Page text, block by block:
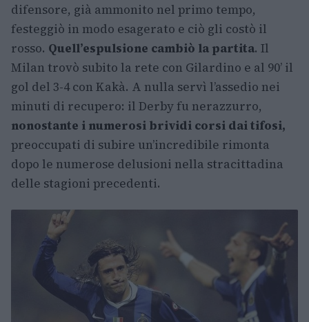
difensore, già ammonito nel primo tempo,
festeggiò in modo esagerato e ciò gli costò il
rosso. Quell’espulsione cambiò la partita. Il
Milan trovò subito la rete con Gilardino e al 90’ il
gol del 3-4 con Kakà. A nulla servì l’assedio nei
minuti di recupero: il Derby fu nerazzurro,
nonostante i numerosi brividi corsi dai tifosi,
preoccupati di subire un’incredibile rimonta
dopo le numerose delusioni nella stracittadina
delle stagioni precedenti.